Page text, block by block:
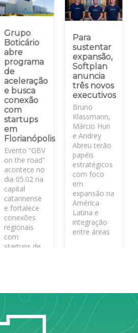
Grupo
Boticário
abre
programa
de
aceleração
e busca
conexão
com
startups
em
Florianópolis
Evento “GBV
on the road”
acontece no
dia 05.02 na
capital
catarinense
e fortalece
conexões
regionais
com
startups de
Para
sustentar
expansão,
Softplan
anuncia
três novos
executivos
Bruno
Klassmann,
Márcio Huri
e Andrey
Abreu terão
papéis
estratégicos
com foco
em
expansão na
América
Latina e
integração
entre áreas